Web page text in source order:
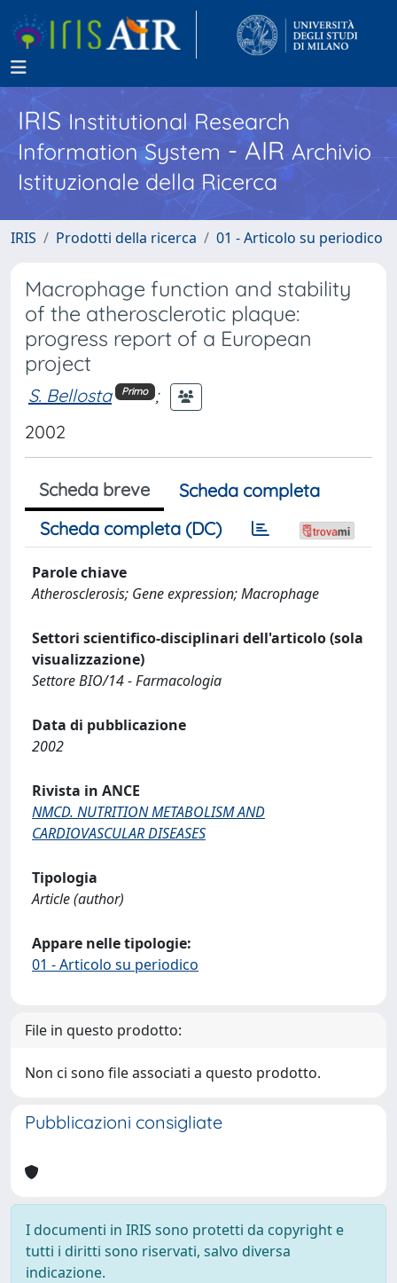
IRISInstitutional Research
Information System - AIR Archivio
Istituzionale della Ricerca
IRIS Prodotti della ricerca 01 - Articolo su periodico
Macrophage function and stability
of the atherosclerotic plaque:
progress report of a European
project
S. Bellosta Primo ;
2002
Scheda breve
Scheda completa
Scheda completa (DC)
Parole chiave
Atherosclerosis; Gene expression; Macrophage
Settori scientifico-disciplinari dell'articolo (sola
visualizzazione)
Settore BIO/14 - Farmacologia
Data di pubblicazione
2002
Rivista in ANCE
NMCD. NUTRITION METABOLISM AND
CARDIOVASCULAR DISEASES
Tipologia
Article (author)
Appare nelle tipologie:
01 - Articolo su periodico
File in questo prodotto:
Non ci sono file associati a questo prodotto.
Pubblicazioni consigliate
I documenti in IRIS sono protetti da copyright e
tutti i diritti sono riservati, salvo diversa
indicazione.